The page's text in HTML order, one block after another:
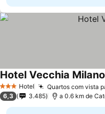
3 EstrelasHotel Quartos com vista
Hotel Vecchia Milano
6,3 3.485 a 0.6 km de